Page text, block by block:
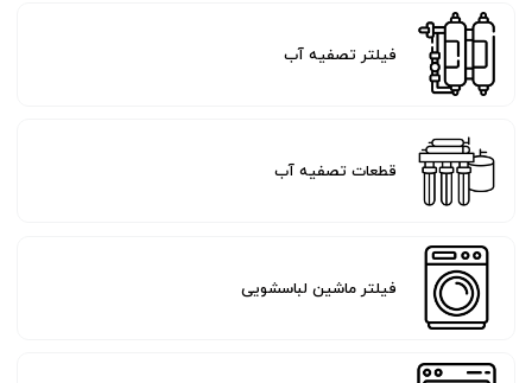
فیلتر تصفیه آب
قطعات تصفیه آب
فیلتر ماشین لباسشویی